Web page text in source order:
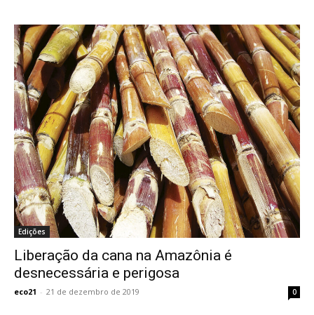
Edições
Liberação da cana na Amazônia é
desnecessária e perigosa
eco21 - 21 de dezembro de 2019 0